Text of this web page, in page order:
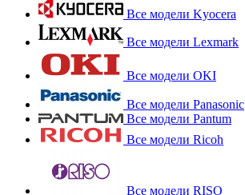
Все модели Kyocera
Все модели Lexmark
Все модели OKI
Все модели Panasonic
Все модели Pantum
Все модели Ricoh
Все модели RISO